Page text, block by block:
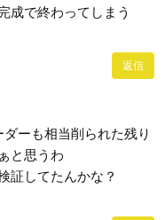
成で終わってしまう
返信
ーも相当削られた残り
と思うわ
証してたんかな？